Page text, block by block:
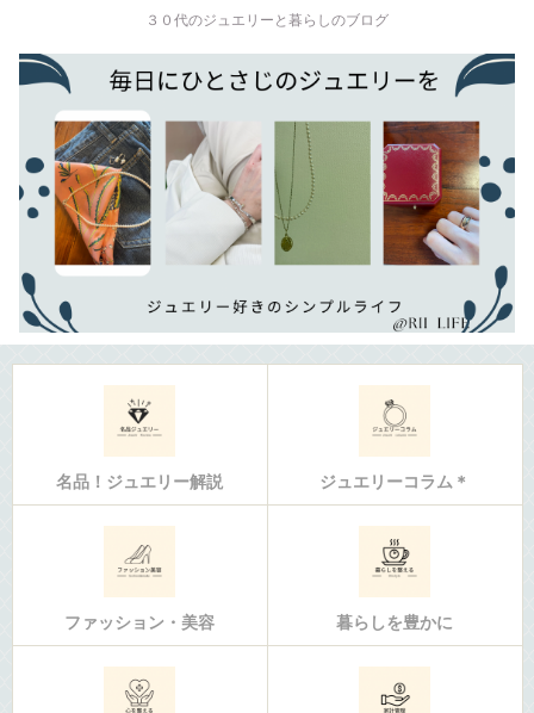
３０代のジュエリーと暮らしのブログ
名品！ジュエリー解説 ジュエリーコラム＊
ファッション・美容 暮らしを豊かに